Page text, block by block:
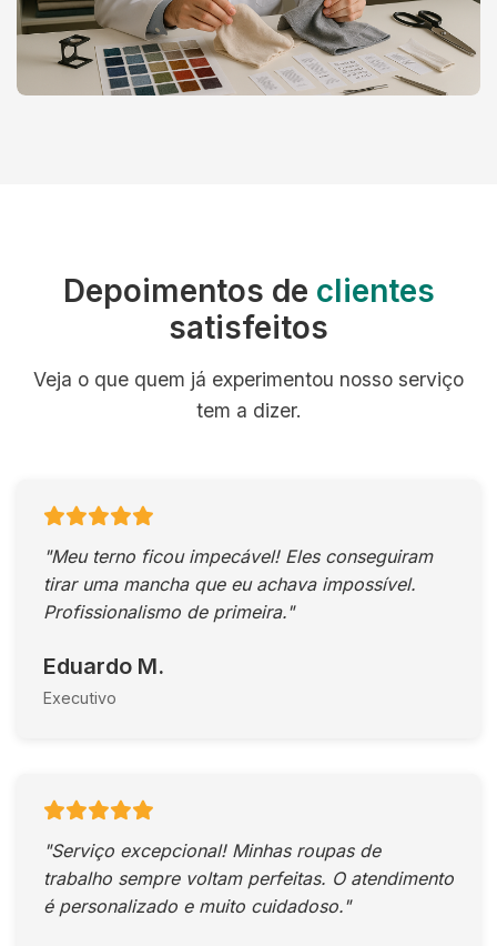
Depoimentos de clientes
satisfeitos
Veja o que quem já experimentou nosso serviço
tem a dizer.
"Meu terno ficou impecável! Eles conseguiram
tirar uma mancha que eu achava impossível.
Profissionalismo de primeira."
Eduardo M.
Executivo
"Serviço excepcional! Minhas roupas de
trabalho sempre voltam perfeitas. O atendimento
é personalizado e muito cuidadoso."